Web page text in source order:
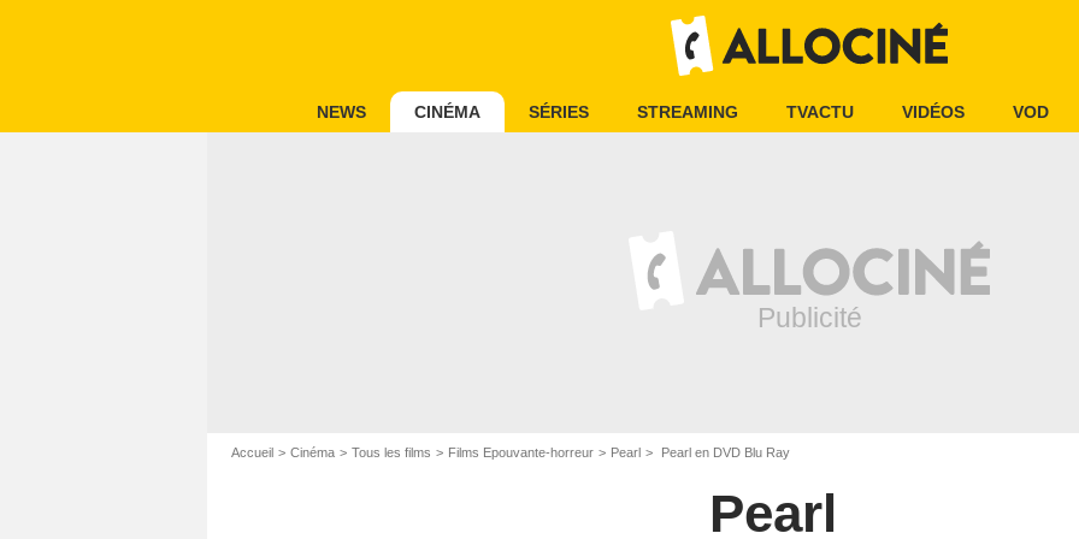
NEWS CINÉMA SÉRIES STREAMING TVACTU VIDÉOS VOD
Accueil Cinéma Tous les films Films Epouvante-horreur Pearl Pearl en DVD Blu Ray
Pearl